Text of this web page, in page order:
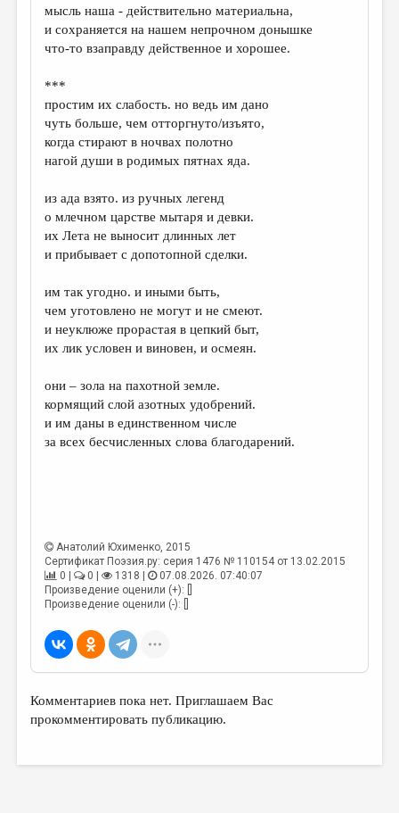
МАЛАЯ ПРОЗА
ЭССЕИСТИКА
ЛИТЕРАТУРОВЕДЕНИЕ
КУЛЬТУРОВЕДЕНИЕ
ПУБЛИЦИСТИКА
ЦИКЛЫ ПУБЛИКАЦИЙ
ТРЕДИАКОВСКИЙ
ВКОНТАКТЕ
мысль наша - действительно материальна,
и сохраняется на нашем непрочном донышке
что-то взаправду действенное и хорошее.
***
простим их слабость. но ведь им дано
чуть больше, чем отторгнуто/изъято,
когда стирают в ночвах полотно
нагой души в родимых пятнах яда.
из ада взято. из ручных легенд
о млечном царстве мытаря и девки.
их Лета не выносит длинных лет
и прибывает с допотопной сделки.
им так угодно. и иными быть,
чем уготовлено не могут и не смеют.
и неуклюже прорастая в цепкий быт,
их лик условен и виновен, и осмеян.
они – зола на пахотной земле.
кормящий слой азотных удобрений.
и им даны в единственном числе
за всех бесчисленных слова благодарений.
Анатолий Юхименко, 2015
Сертификат Поэзия.ру: серия 1476 № 110154 от 13.02.2015
0 |
0 | 1318 |
07.08.2026. 07:40:07
Произведение оценили (+): []
Произведение оценили (-): []
Комментариев пока нет. Приглашаем Вас
прокомментировать публикацию.